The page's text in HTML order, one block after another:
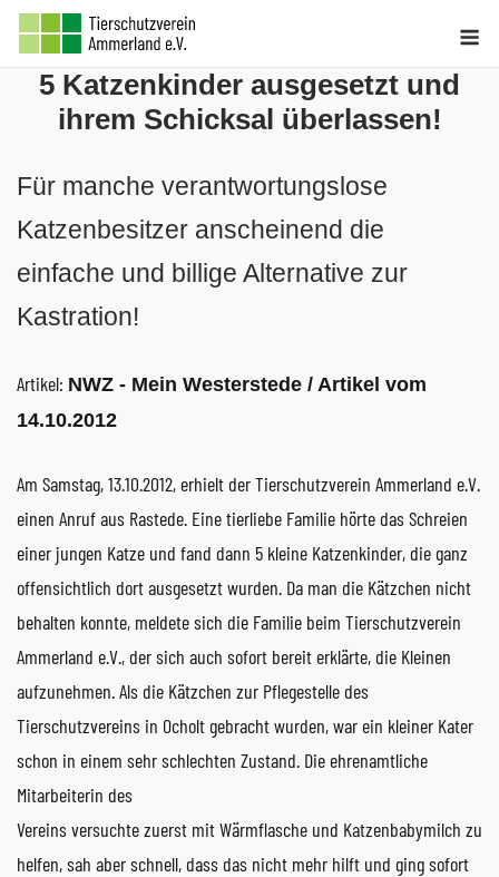
Skip
content5 Katzenkinder ausgesetzt und
ihrem Schicksal überlassen!
Für manche verantwortungslose
Katzenbesitzer anscheinend die
einfache und billige Alternative zur
Kastration!
Artikel: NWZ - Mein Westerstede / Artikel vom
14.10.2012
Am Samstag, 13.10.2012, erhielt der Tierschutzverein Ammerland e.V.
einen Anruf aus Rastede. Eine tierliebe Familie hörte das Schreien
einer jungen Katze und fand dann 5 kleine Katzenkinder, die ganz
offensichtlich dort ausgesetzt wurden. Da man die Kätzchen nicht
behalten konnte, meldete sich die Familie beim Tierschutzverein
Ammerland e.V., der sich auch sofort bereit erklärte, die Kleinen
aufzunehmen. Als die Kätzchen zur Pflegestelle des
Tierschutzvereins in Ocholt gebracht wurden, war ein kleiner Kater
schon in einem sehr schlechten Zustand. Die ehrenamtliche
Mitarbeiterin des
Vereins versuchte zuerst mit Wärmflasche und Katzenbabymilch zu
helfen, sah aber schnell, dass das nicht mehr hilft und ging sofort